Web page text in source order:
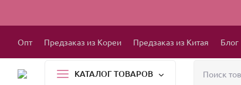
Опт Предзаказ из Кореи Предзаказ из Китая Блог
КАТАЛОГ ТОВАРОВ